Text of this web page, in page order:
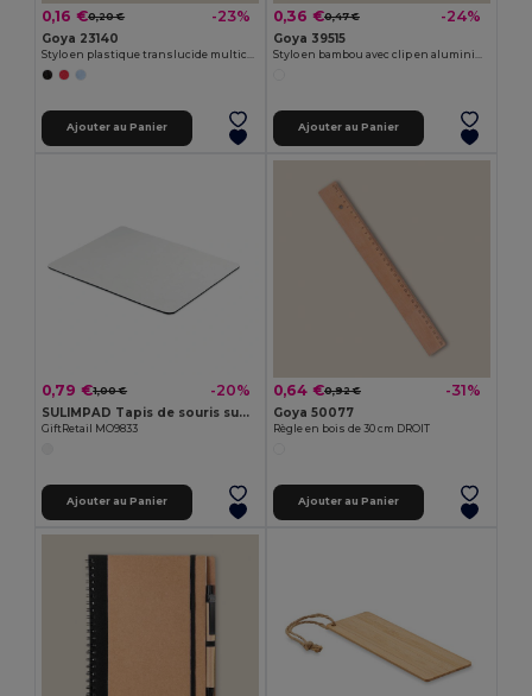
0,16 €0,20 € -23%
Goya 23140
Ajouter au Panier
0,36 €0,47 € -24%
Goya 39515
Ajouter au Panier
0,79 €1,00 € -20%
SULIMPAD Tapis de souris sublimation
GiftRetail MO9833
Ajouter au Panier
0,64 €0,92 € -31%
Goya 50077
Règle en bois de 30 cm DROIT
Ajouter au Panier